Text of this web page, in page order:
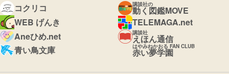
コクリコ
講談社の
動く図鑑MOVE
WEB げんき
TELEMAGA.net
Aneひめ.net
講談社
えほん通信
青い鳥文庫
はやみねかおる FAN CLUB
赤い夢学園